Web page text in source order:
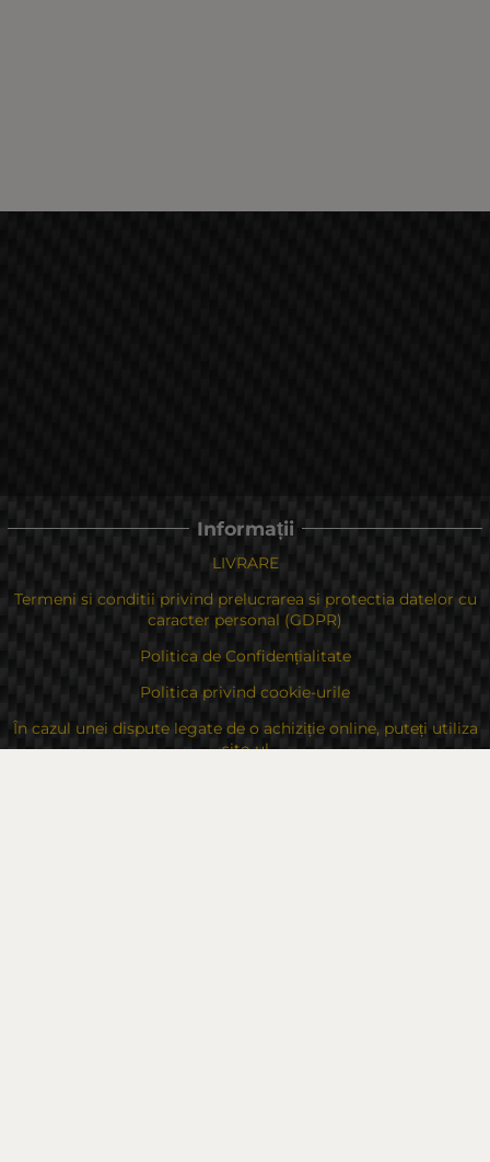
Informații
LIVRARE
Termeni si conditii privind prelucrarea si protectia datelor cu
caracter personal (GDPR)
Politica de Confidențialitate
Politica privind cookie-urile
În cazul unei dispute legate de o achiziție online, puteți utiliza
site-ul